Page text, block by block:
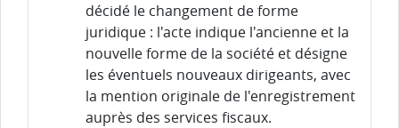
décidé le changement de forme
juridique : l'acte indique l'ancienne et la
nouvelle forme de la société et désigne
les éventuels nouveaux dirigeants, avec
la mention originale de l'enregistrement
auprès des services fiscaux.